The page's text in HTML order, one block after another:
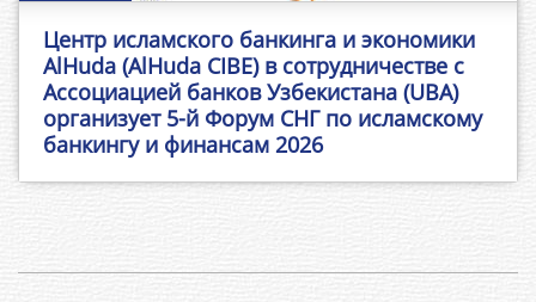
Центр исламского банкинга и экономики
AlHuda (AlHuda CIBE) в сотрудничестве с
Ассоциацией банков Узбекистана (UBA)
организует 5-й Форум СНГ по исламскому
банкингу и финансам 2026